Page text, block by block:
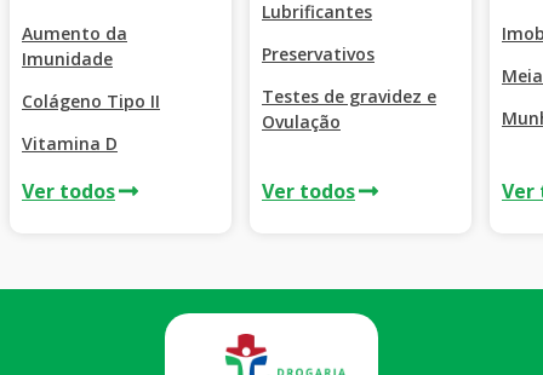
Aumento da
Imunidade
Colágeno Tipo II
Vitamina D
Ver todos
Lubrificantes
Preservativos
Testes de gravidez e
Ovulação
Ver todos Ver